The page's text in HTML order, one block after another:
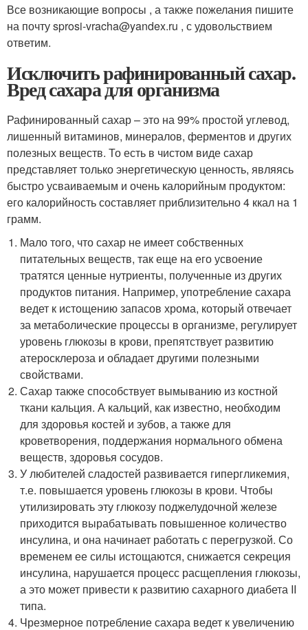
Все возникающие вопросы , а также пожелания пишите
на почту sprosi-vracha@yandex.ru , с удовольствием
ответим.
Исключить рафинированный сахар.
Вред сахара для организма
Рафинированный сахар – это на 99% простой углевод,
лишенный витаминов, минералов, ферментов и других
полезных веществ. То есть в чистом виде сахар
представляет только энергетическую ценность, являясь
быстро усваиваемым и очень калорийным продуктом:
его калорийность составляет приблизительно 4 ккал на 1
грамм.
Мало того, что сахар не имеет собственных
питательных веществ, так еще на его усвоение
тратятся ценные нутриенты, полученные из других
продуктов питания. Например, употребление сахара
ведет к истощению запасов хрома, который отвечает
за метаболические процессы в организме, регулирует
уровень глюкозы в крови, препятствует развитию
атеросклероза и обладает другими полезными
свойствами.
Сахар также способствует вымыванию из костной
ткани кальция. А кальций, как известно, необходим
для здоровья костей и зубов, а также для
кроветворения, поддержания нормального обмена
веществ, здоровья сосудов.
У любителей сладостей развивается гипергликемия,
т.е. повышается уровень глюкозы в крови. Чтобы
утилизировать эту глюкозу поджелудочной железе
приходится вырабатывать повышенное количество
инсулина, и она начинает работать с перегрузкой. Со
временем ее силы истощаются, снижается секреция
инсулина, нарушается процесс расщепления глюкозы,
а это может привести к развитию сахарного диабета II
типа.
Чрезмерное потребление сахара ведет к увеличению